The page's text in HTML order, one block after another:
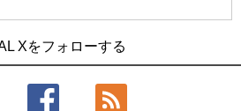
を組織横断で活用するためのナレッジ
供
コンクリート充填時の異常を検出する
に実装
Xをフォローする